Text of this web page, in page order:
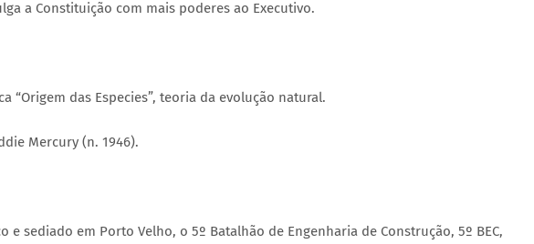
a Constituição com mais poderes ao Executivo.
“Origem das Especies”, teoria da evolução natural.
Mercury (n. 1946).
e sediado em Porto Velho, o 5º Batalhão de Engenharia de Construção, 5º BEC,